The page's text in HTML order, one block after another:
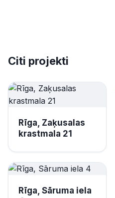
Citi projekti
Rīga, Zaķusalas
krastmala 21
Rīga, Sāruma iela